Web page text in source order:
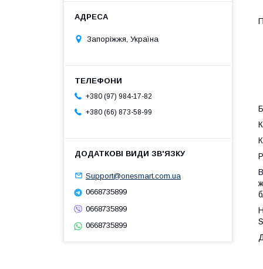
Запоріжжя, Україна
+380 (97) 984-17-82
+380 (66) 873-58-99
Support@onesmart.com.ua
0668735899
0668735899
0668735899